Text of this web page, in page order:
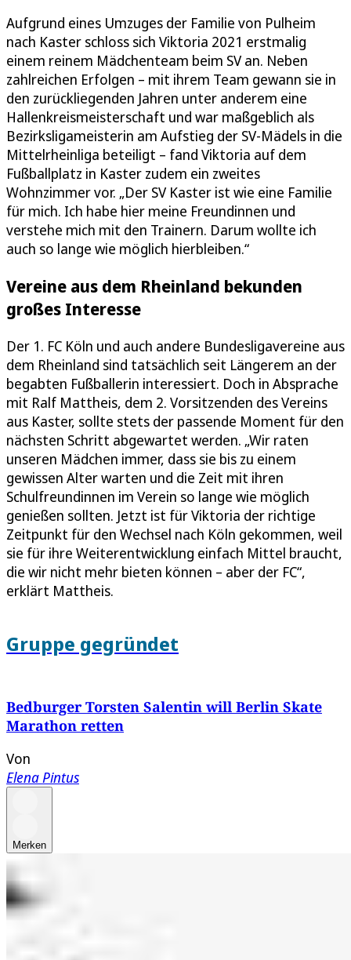
Aufgrund eines Umzuges der Familie von Pulheim
nach Kaster schloss sich Viktoria 2021 erstmalig
einem reinem Mädchenteam beim SV an. Neben
zahlreichen Erfolgen – mit ihrem Team gewann sie in
den zurückliegenden Jahren unter anderem eine
Hallenkreismeisterschaft und war maßgeblich als
Bezirksligameisterin am Aufstieg der SV-Mädels in die
Mittelrheinliga beteiligt – fand Viktoria auf dem
Fußballplatz in Kaster zudem ein zweites
Wohnzimmer vor. „Der SV Kaster ist wie eine Familie
für mich. Ich habe hier meine Freundinnen und
verstehe mich mit den Trainern. Darum wollte ich
auch so lange wie möglich hierbleiben.“
Vereine aus dem Rheinland bekunden
großes Interesse
Der 1. FC Köln und auch andere Bundesligavereine aus
dem Rheinland sind tatsächlich seit Längerem an der
begabten Fußballerin interessiert. Doch in Absprache
mit Ralf Mattheis, dem 2. Vorsitzenden des Vereins
aus Kaster, sollte stets der passende Moment für den
nächsten Schritt abgewartet werden. „Wir raten
unseren Mädchen immer, dass sie bis zu einem
gewissen Alter warten und die Zeit mit ihren
Schulfreundinnen im Verein so lange wie möglich
genießen sollten. Jetzt ist für Viktoria der richtige
Zeitpunkt für den Wechsel nach Köln gekommen, weil
sie für ihre Weiterentwicklung einfach Mittel braucht,
die wir nicht mehr bieten können – aber der FC“,
erklärt Mattheis.
Gruppe gegründet
Bedburger Torsten Salentin will Berlin Skate
Marathon retten
Von
Elena Pintus
Merken